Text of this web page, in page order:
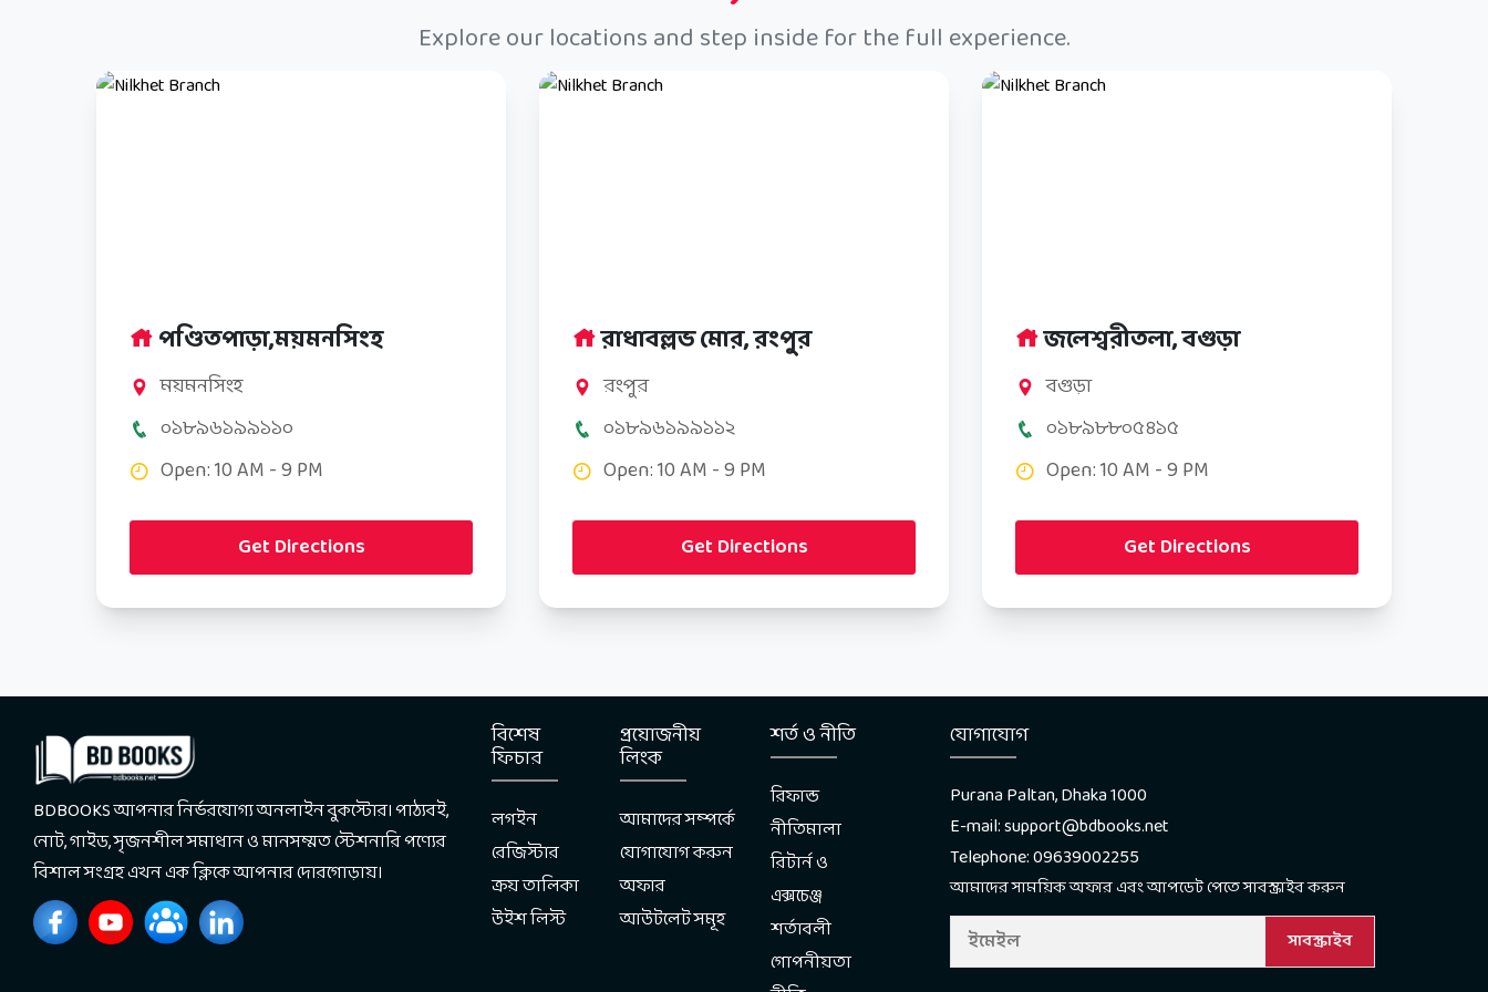
Explore our locations and step inside for the full experience.
পণ্ডিতপাড়া,ময়মনসিংহ
ময়মনসিংহ
০১৮৯৬১৯৯১১০
Open: 10 AM - 9 PM
Get Directions
রাধাবল্লভ মোর, রংপুর
রংপুর
০১৮৯৬১৯৯১১২
Open: 10 AM - 9 PM
Get Directions
জলেশ্বরীতলা, বগুড়া
বগুড়া
০১৮৯৮৮০৫৪১৫
Open: 10 AM - 9 PM
Get Directions
BDBOOKS আপনার নির্ভরযোগ্য অনলাইন বুকস্টোর। পাঠ্যবই,
নোট, গাইড, সৃজনশীল সমাধান ও মানসম্মত স্টেশনারি পণ্যের
বিশাল সংগ্রহ এখন এক ক্লিকে আপনার দোরগোড়ায়।
বিশেষ
ফিচার
লগইন
রেজিস্টার
ক্রয় তালিকা
উইশ লিস্ট
প্রয়োজনীয়
লিংক
আমাদের সম্পর্কে
যোগাযোগ করুন
অফার
আউটলেট সমূহ
শর্ত ও নীতি
রিফান্ড
নীতিমালা
রিটার্ন ও
এক্সচেঞ্জ
শর্তাবলী
গোপনীয়তা
যোগাযোগ
Purana Paltan, Dhaka 1000
E-mail: support@bdbooks.net
Telephone: 09639002255
আমাদের সাময়িক অফার এবং আপডেট পেতে সাবস্ক্রাইব করুন
সাবস্ক্রাইব